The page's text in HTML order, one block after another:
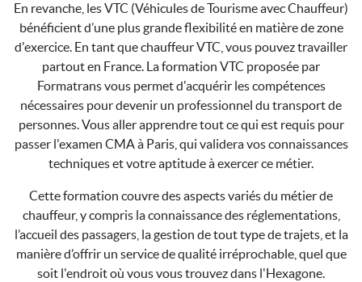
En revanche, les VTC (Véhicules de Tourisme avec Chauffeur)
bénéficient d’une plus grande flexibilité en matière de zone
d'exercice. En tant que chauffeur VTC, vous pouvez travailler
partout en France. La formation VTC proposée par
Formatrans vous permet d'acquérir les compétences
nécessaires pour devenir un professionnel du transport de
personnes. Vous aller apprendre tout ce qui est requis pour
passer l'examen CMA à Paris, qui validera vos connaissances
techniques et votre aptitude à exercer ce métier.
Cette formation couvre des aspects variés du métier de
chauffeur, y compris la connaissance des réglementations,
l’accueil des passagers, la gestion de tout type de trajets, et la
manière d’offrir un service de qualité irréprochable, quel que
soit l'endroit où vous vous trouvez dans l'Hexagone.